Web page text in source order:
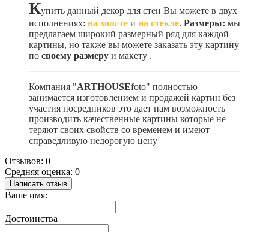
Купить данный декор для стен Вы можете в двух
исполнениях: на холсте и на стекле. Размеры: мы
предлагаем широкий размерный ряд для каждой
картины, но также вы можете заказать эту картину
по своему размеру и макету .
Компания "ARTHOUSEfoto" полностью
занимается изготовлением и продажей картин без
участия посредников это дает нам возможность
производить качественные картины которые не
теряют своих свойств со временем и имеют
справедливую недорогую цену
Отзывов: 0
Средняя оценка: 0
Написать отзыв
Ваше имя:
Достоинства